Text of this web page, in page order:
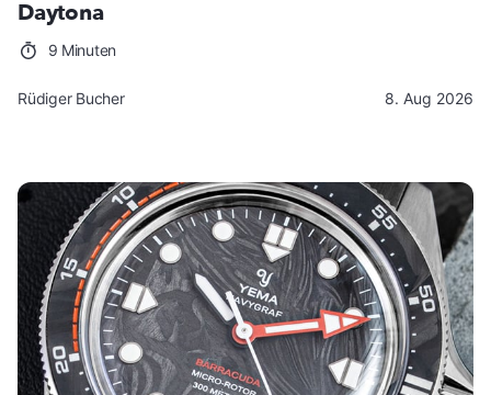
Daytona
9 Minuten
Rüdiger Bucher 8. Aug 2026